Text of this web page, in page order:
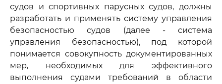
судов и спортивных парусных судов, должны
разработать и применять систему управления
безопасностью судов (далее - система
управления безопасностью), под которой
понимается совокупность документированных
мер, необходимых для эффективного
выполнения судами требований в области